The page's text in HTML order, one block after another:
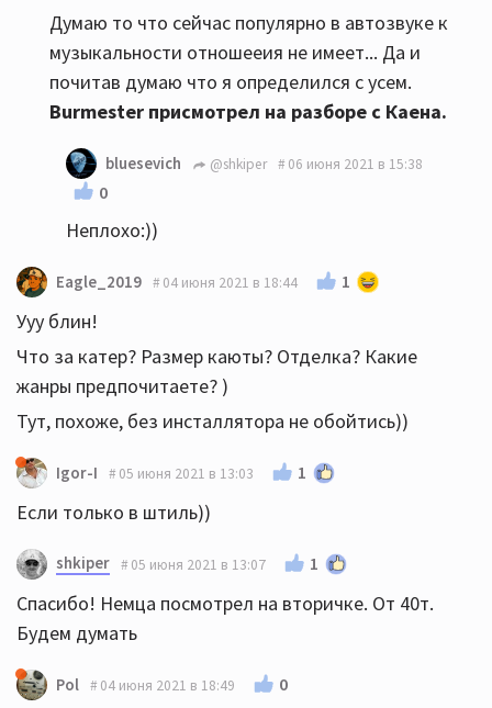
Думаю то что сейчас популярно в автозвуке к
музыкальности отношееия не имеет... Да и
почитав думаю что я определился с усем.
Burmester присмотрел на разборе с Каена.
bluesevich @shkiper 06 июня 2021 в 15:38
0
Неплохо:))
Eagle_2019 04 июня 2021 в 18:44 1
Ууу блин!
Что за катер? Размер каюты? Отделка? Какие
жанры предпочитаете? )
Тут, похоже, без инсталлятора не обойтись))
Igor-I 05 июня 2021 в 13:03 1
Если только в штиль))
shkiper 05 июня 2021 в 13:07 1
Спасибо! Немца посмотрел на вторичке. От 40т.
Будем думать
Pol 04 июня 2021 в 18:49 0